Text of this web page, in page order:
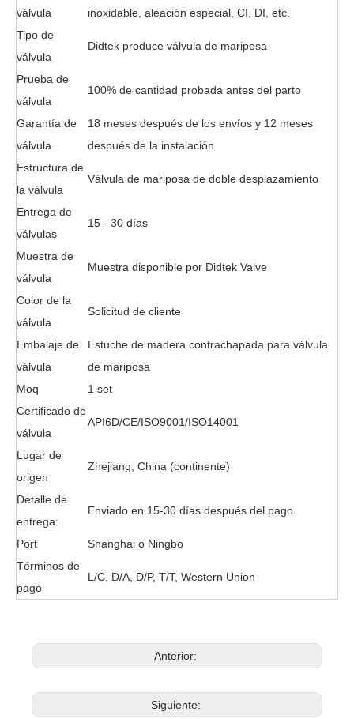
válvula
inoxidable, aleación especial, CI, DI, etc.
Tipo de
válvula
Didtek produce válvula de mariposa
Prueba de
válvula
100% de cantidad probada antes del parto
Garantía de
válvula
18 meses después de los envíos y 12 meses
después de la instalación
Estructura de
la válvula
Válvula de mariposa de doble desplazamiento
Entrega de
válvulas
15 - 30 días
Muestra de
válvula
Muestra disponible por Didtek Valve
Color de la
válvula
Solicitud de cliente
Embalaje de
válvula
Estuche de madera contrachapada para válvula
de mariposa
Moq
1 set
Certificado de
válvula
API6D/CE/ISO9001/ISO14001
Lugar de
origen
Zhejiang, China (continente)
Detalle de
entrega:
Enviado en 15-30 días después del pago
Port
Shanghai o Ningbo
Términos de
pago
L/C, D/A, D/P, T/T, Western Union
Anterior:
Siguiente: